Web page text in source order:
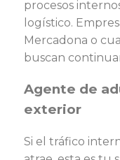
procesos
logístico.
Mercadona o
buscan
Agente de
exterior
Si el tráfico